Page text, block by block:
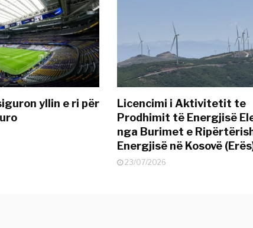
yllin e ri për
Licencimi i Aktivitetit te
Prodhimit të Energjisë
nga Burimet e
Energjisë në Kosovë
23/07/2026